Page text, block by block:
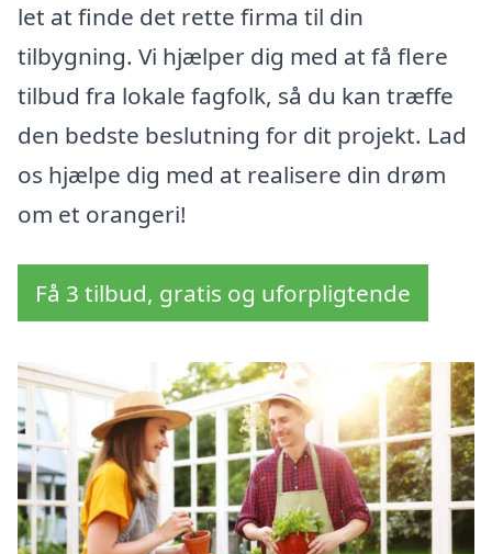
let at finde det rette firma til din
tilbygning. Vi hjælper dig med at få flere
tilbud fra lokale fagfolk, så du kan træffe
den bedste beslutning for dit projekt. Lad
os hjælpe dig med at realisere din drøm
om et orangeri!
Få 3 tilbud, gratis og uforpligtende